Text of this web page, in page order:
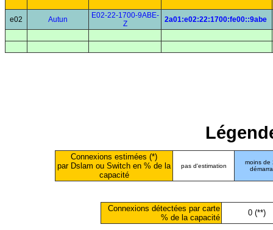
e02 Autun
E02-22-1700-9ABE-
Z
2a01:e02:22:1700:fe00::9abe
Connexions estimées (*)
par Dslam ou Switch en % de la
capacité
pas d'estimation
moins de
Connexions détectées par carte
% de la capacité
0 (**)